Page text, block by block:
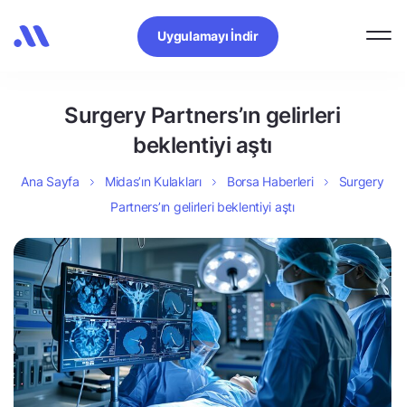
Uygulamayı İndir
Surgery Partners’ın gelirleri
beklentiyi aştı
Ana Sayfa Midas’ın Kulakları Borsa Haberleri
Surgery
Partners’ın gelirleri beklentiyi aştı